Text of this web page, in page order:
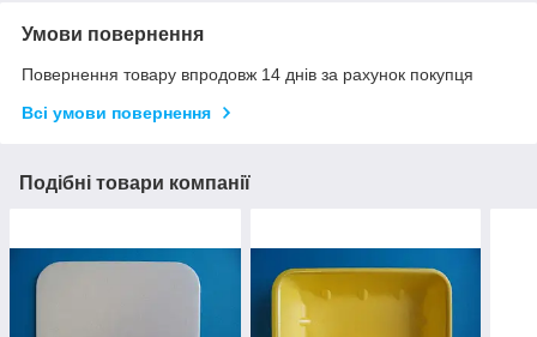
Умови повернення
Повернення товару впродовж 14 днів за рахунок покупця
Всі умови повернення
Подібні товари компанії